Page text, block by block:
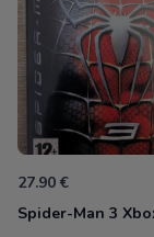
27.90 €
Spider-Man 3